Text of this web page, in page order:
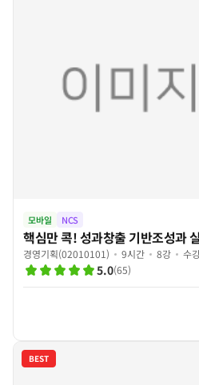
모바일 NCS
핵심만 콕! 성과창출 기반조성과
경영기획(02010101) 9시간 8강 수
5.0(65)
BEST